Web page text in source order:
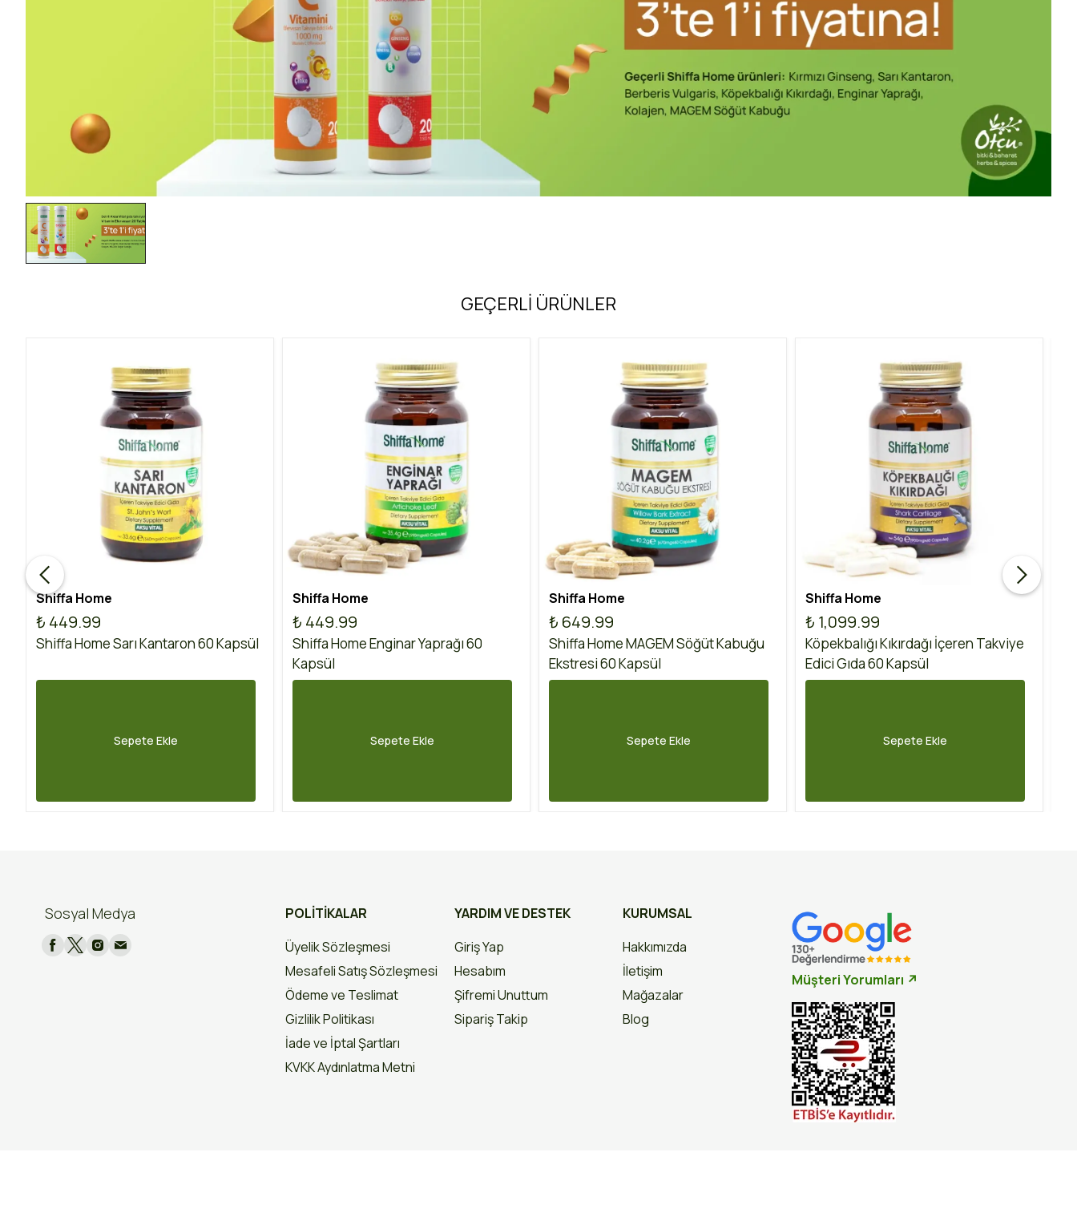
GEÇERLİ ÜRÜNLER
Shiffa Home
₺ 449.99
Shiffa Home Sarı Kantaron 60 Kapsül
Sepete Ekle
Shiffa Home
₺ 449.99
Shiffa Home Enginar Yaprağı 60
Kapsül
Sepete Ekle
Shiffa Home
₺ 649.99
Shiffa Home MAGEM Söğüt Kabuğu
Ekstresi 60 Kapsül
Sepete Ekle
Shiffa Home
₺ 1,099.99
Köpekbalığı Kıkırdağı İçeren Takviye
Edici Gıda 60 Kapsül
Sepete Ekle
Sosyal Medya
POLİTİKALAR
Üyelik Sözleşmesi
Mesafeli Satış Sözleşmesi
Ödeme ve Teslimat
Gizlilik Politikası
İade ve İptal Şartları
KVKK Aydınlatma Metni
YARDIM VE DESTEK
Giriş Yap
Hesabım
Şifremi Unuttum
Sipariş Takip
KURUMSAL
Hakkımızda
İletişim
Mağazalar
Blog
Müşteri Yorumları ↗